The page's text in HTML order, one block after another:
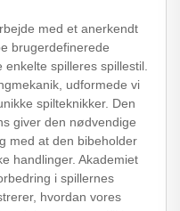
med et anerkendt
brugerdefinerede
spilleres spillestil.
udformede vi
spilteknikker. Den
giver den nødvendige
med at den bibeholder
handlinger. Akademiet
i spillernes
hvordan vores